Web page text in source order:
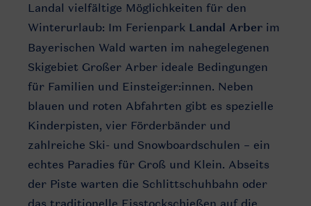
Landal vielfältige Möglichkeiten für den
Winterurlaub: Im Ferienpark Landal Arber im
Bayerischen Wald warten im nahegelegenen
Skigebiet Großer Arber ideale Bedingungen
für Familien und Einsteiger:innen. Neben
blauen und roten Abfahrten gibt es spezielle
Kinderpisten, vier Förderbänder und
zahlreiche Ski- und Snowboardschulen – ein
echtes Paradies für Groß und Klein. Abseits
der Piste warten die Schlittschuhbahn oder
das traditionelle Eisstockschießen auf die